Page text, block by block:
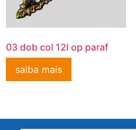
03 dob col 12l op paraf
saiba mais